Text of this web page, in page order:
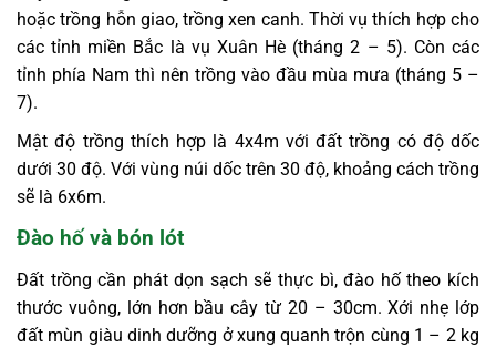
hoặc trồng hỗn giao, trồng xen canh. Thời vụ thích hợp cho
các tỉnh miền Bắc là vụ Xuân Hè (tháng 2 – 5). Còn các
tỉnh phía Nam thì nên trồng vào đầu mùa mưa (tháng 5 –
7).
Mật độ trồng thích hợp là 4x4m với đất trồng có độ dốc
dưới 30 độ. Với vùng núi dốc trên 30 độ, khoảng cách trồng
sẽ là 6x6m.
Đào hố và bón lót
Đất trồng cần phát dọn sạch sẽ thực bì, đào hố theo kích
thước vuông, lớn hơn bầu cây từ 20 – 30cm. Xới nhẹ lớp
đất mùn giàu dinh dưỡng ở xung quanh trộn cùng 1 – 2 kg